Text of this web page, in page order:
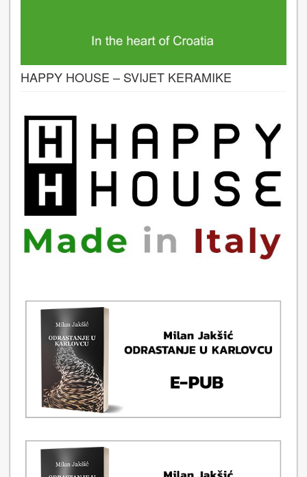
HAPPY HOUSE – SVIJET KERAMIKE